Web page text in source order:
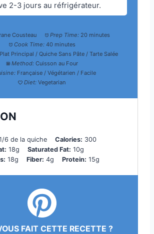
2-3 jours au réfrigérateur.
Cousteau Prep Time: 20 minutes
Cook Time: 40 minutes
Plat Principal / Quiche Sans Pâte / Tarte Salée
Method: Cuisson au Four
Française / Végétarien / Facile
Diet: Vegetarian
6 de la quiche Calories: 300
18g Saturated Fat: 10g
18g Fiber: 4g Protein: 15g
FAIT CETTE RECETTE ?